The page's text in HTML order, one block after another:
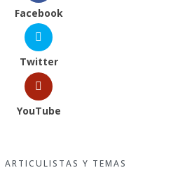
Facebook
Twitter
YouTube
Y TEMAS